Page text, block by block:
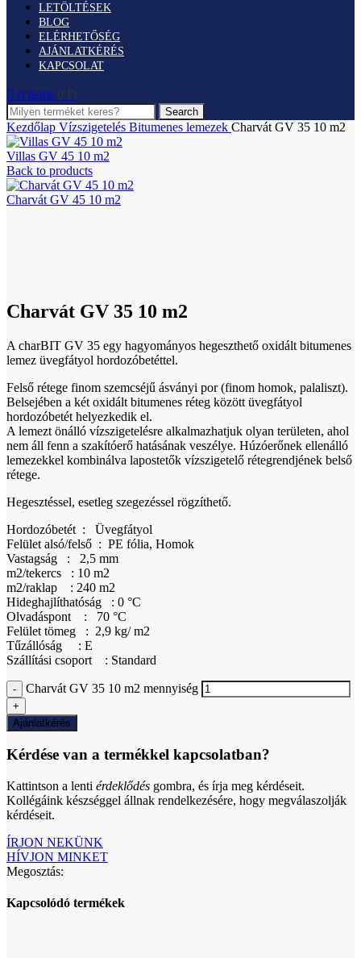
LETÖLTÉSEK
BLOG
ELÉRHETŐSÉG
AJÁNLATKÉRÉS
KAPCSOLAT
0 items 0 Ft
Search
Kezdőlap Vízszigetelés Bitumenes lemezek Charvát GV 35 10 m2
Villas GV 45 10 m2
Back to products
Charvát GV 45 10 m2
Charvát GV 35 10 m2
A charBIT GV 35 egy hagyományos hegeszthető oxidált bitumenes
lemez üvegfátyol hordozóbetéttel.
Felső rétege finom szemcséjű ásványi por (finom homok, palaliszt).
Belsejében a két oxidált bitumenes réteg között üvegfátyol
hordozóbetét helyezkedik el.
A lemezt önálló vízszigetelésre alkalmazhatjuk olyan területen, ahol
nem áll fenn a szakítóerő hatásának veszélye. Húzóerőnek ellenálló
lemezekkel kombinálva lapostetők vízszigetelő rétegrendjének belső
rétege.
Hegesztéssel, esetleg szegezéssel rögzíthető.
Hordozóbetét : Üvegfátyol
Felület alsó/felső : PE fólia, Homok
Vastagság : 2,5 mm
m2/tekercs : 10 m2
m2/raklap : 240 m2
Hideghajlíthatóság : 0 °C
Olvadáspont : 70 °C
Felület tömeg : 2,9 kg/ m2
Tűzállóság : E
Szállítási csoport : Standard
Charvát GV 35 10 m2 mennyiség
Ajánlatkérés
Kérdése van a termékkel kapcsolatban?
Kattintson a lenti érdeklődés gombra, és írja meg kérdéseit.
Kollégáink készséggel állnak rendelkezésére, hogy megválaszolják
kérdéseit.
ÍRJON NEKÜNK
HÍVJON MINKET
Megosztás:
Kapcsolódó termékek